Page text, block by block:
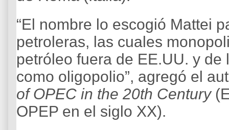
“El nombre lo escogió Mattei
petroleras, las cuales
petróleo fuera de EE.UU. y
como oligopolio”, agregó el
of OPEC in the 20th Century
OPEP en el siglo XX).